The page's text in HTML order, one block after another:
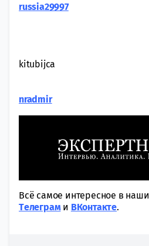
russia29997
kitubijca
nradmir
Всё самое интересное в
Tелеграми ВКонтакте.